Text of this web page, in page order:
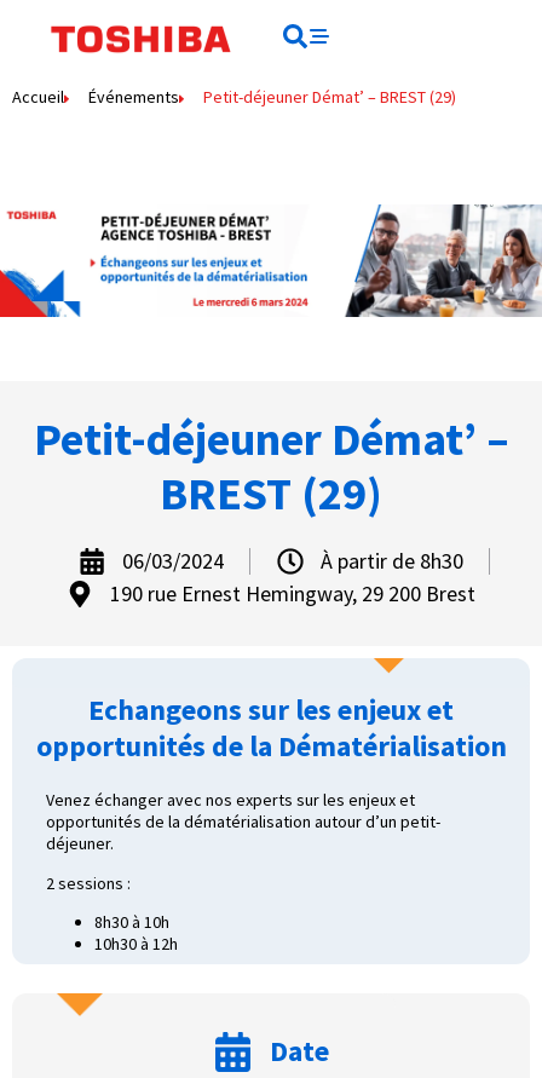
Accueil Événements Petit-déjeuner Démat’ – BREST (29)
Petit-déjeuner Démat’ –
BREST (29)
06/03/2024
À partir de 8h30
190 rue Ernest Hemingway, 29 200 Brest
Echangeons sur les enjeux et
opportunités de la Dématérialisation
Venez échanger avec nos experts sur les enjeux et
opportunités de la dématérialisation autour d’un petit-
déjeuner.
2 sessions :
8h30 à 10h
10h30 à 12h
Date